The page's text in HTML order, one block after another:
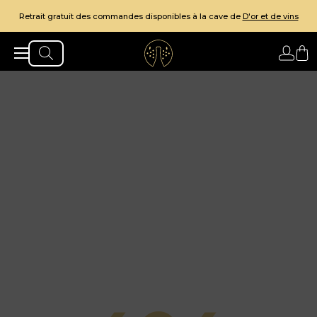
Retrait gratuit des commandes disponibles à la cave de D'or et de vins